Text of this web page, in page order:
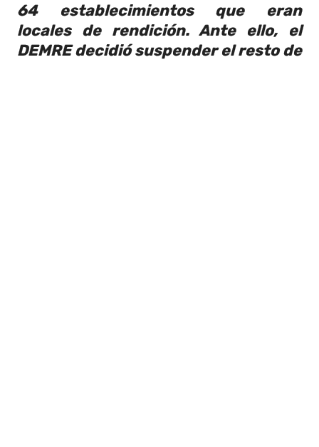
64 establecimientos que eran
locales de rendición. Ante ello, el
DEMRE decidió suspender el resto de